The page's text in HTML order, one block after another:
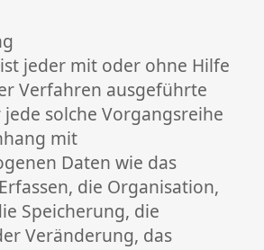
jeder mit oder ohne Hilfe
Verfahren ausgeführte
solche Vorgangsreihe
mit
Daten wie das
die Organisation,
Speicherung, die
Veränderung, das